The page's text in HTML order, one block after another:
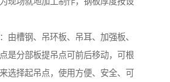
由槽钢、吊环板、吊耳、加强板、
是分部板提吊点可前后移动，可根
选择起吊点，使用方便、安全、可